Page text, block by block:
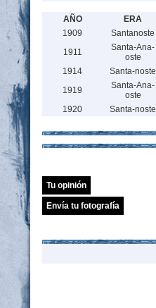
AÑO ERA
1909
Santanoste
1911
Santa-Ana-
oste
1914
Santa-noste
1919
Santa-Ana-
oste
1920
Santa-noste
Tu opinión
Envía tu fotografía